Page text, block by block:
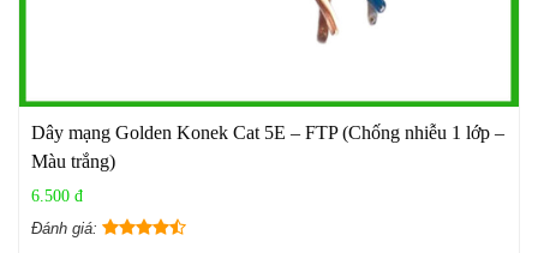
Dây mạng Golden Konek Cat 5E – FTP (Chống nhiễu 1 lớp –
Màu trắng)
6.500 đ
Đánh giá: